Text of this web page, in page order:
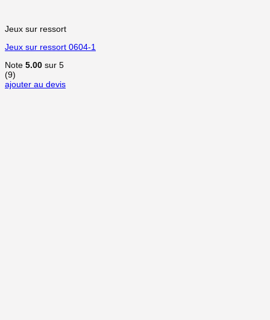
Jeux sur ressort
Jeux sur ressort 0604-1
Note 5.00 sur 5
(9)
ajouter au devis